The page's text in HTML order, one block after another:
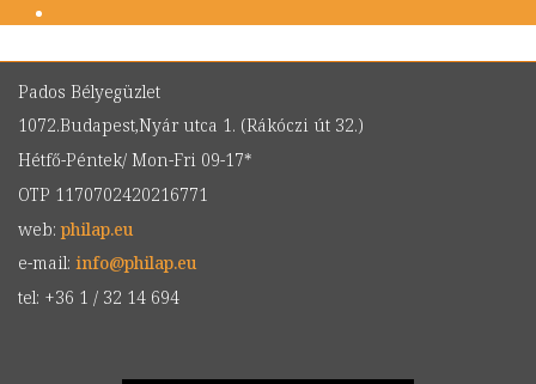
Pados Bélyegüzlet
1072.Budapest,Nyár utca 1. (Rákóczi út 32.)
Hétfő-Péntek/ Mon-Fri 09-17*
OTP 1170702420216771
web:philap.eu
e-mail: info@philap.eu
tel: +36 1 / 32 14 694